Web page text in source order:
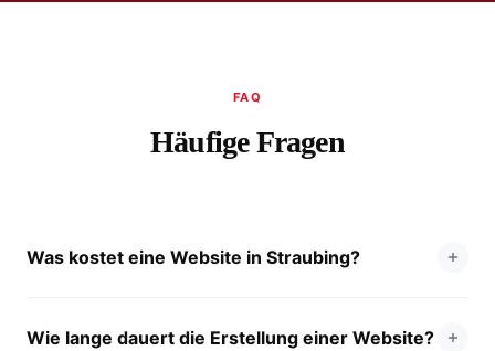
FAQ
Häufige Fragen
Was kostet eine Website in Straubing?
Wie lange dauert die Erstellung einer Website?